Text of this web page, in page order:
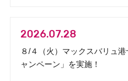
2026.07.28
８/４（火）マックスバリュ
ャンペーン」を実施！